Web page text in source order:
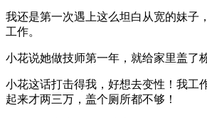
我还是第一次遇上这么坦白从宽的妹子
工作。
小花说她做技师第一年，就给家里盖了
小花这话打击得我，好想去变性！我工
起来才两三万，盖个厕所都不够！